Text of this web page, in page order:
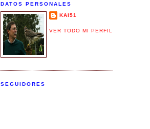
DATOS PERSONALES
KAI51
VER TODO MI PERFIL
SEGUIDORES